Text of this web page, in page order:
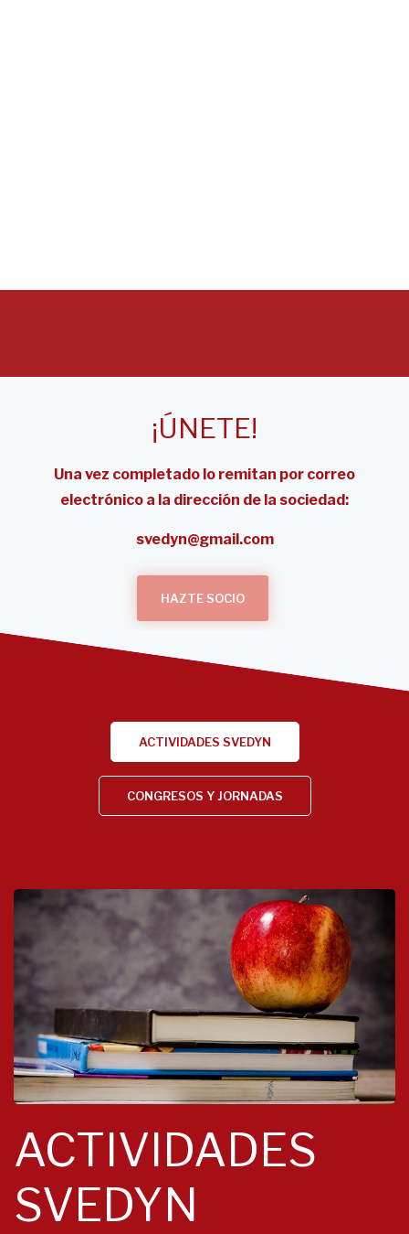
¡ÚNETE!
Una vez completado lo remitan por correo
electrónico a la dirección de la sociedad:
svedyn@gmail.com
HAZTE SOCIO
ACTIVIDADES SVEDYN
CONGRESOS Y JORNADAS
ACTIVIDADES
SVEDYN